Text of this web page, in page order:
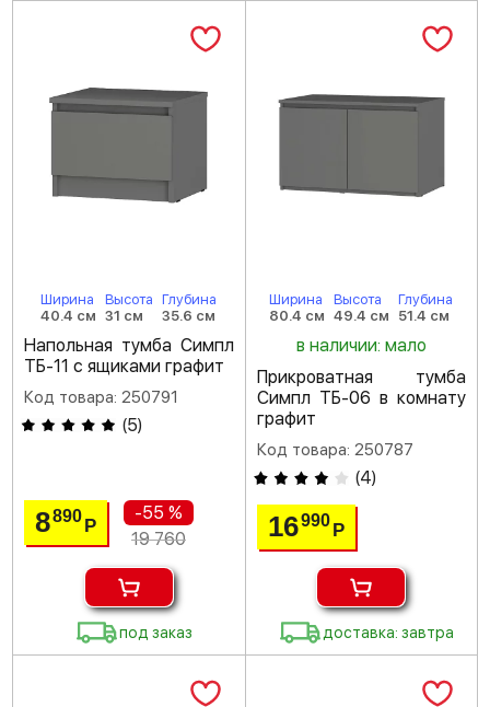
Ширина
40.4 см
Высота
31 см
Глубина
35.6 см
Напольная тумба Симпл
ТБ-11 с ящиками графит
Код товара: 250791
(5)
8890Р
-55 %
19 760
под заказ
Ширина
80.4 см
Высота
49.4 см
Глубина
51.4 см
в наличии: мало
Прикроватная тумба
Симпл ТБ-06 в комнату
графит
Код товара: 250787
(4)
16990 Р
доставка: завтра